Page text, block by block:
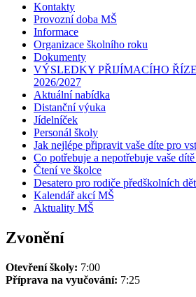
Kontakty
Provozní doba MŠ
Informace
Organizace školního roku
Dokumenty
VÝSLEDKY PŘIJÍMACÍHO
2026/2027
Aktuální nabídka
Distanční výuka
Jídelníček
Personál školy
Jak nejlépe připravit vaše díte pro
Co potřebuje a nepotřebuje vaše
Čtení ve školce
Desatero pro rodiče předškolních
Kalendář akcí MŠ
Aktuality MŠ
Zvonění
Otevření školy: 7:00
Příprava na vyučování: 7:25